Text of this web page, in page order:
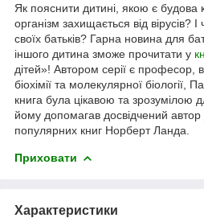
Як пояснити дитині, якою є будова
організм захищається від вірусів? І
своїх батьків? Гарна новина для
іншого дитина зможе прочитати у
дітей»! Автором серії є професор,
біохімії та молекулярної
книга була цікавою та зрозумілою
йому допомагав досвідчений автор
популярних книг Норберт Ланда.
Приховати
Характеристики